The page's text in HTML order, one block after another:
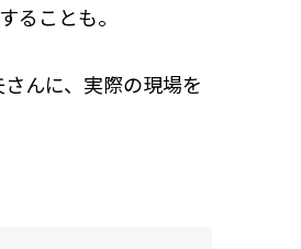
ることも。
んに、実際の現場を